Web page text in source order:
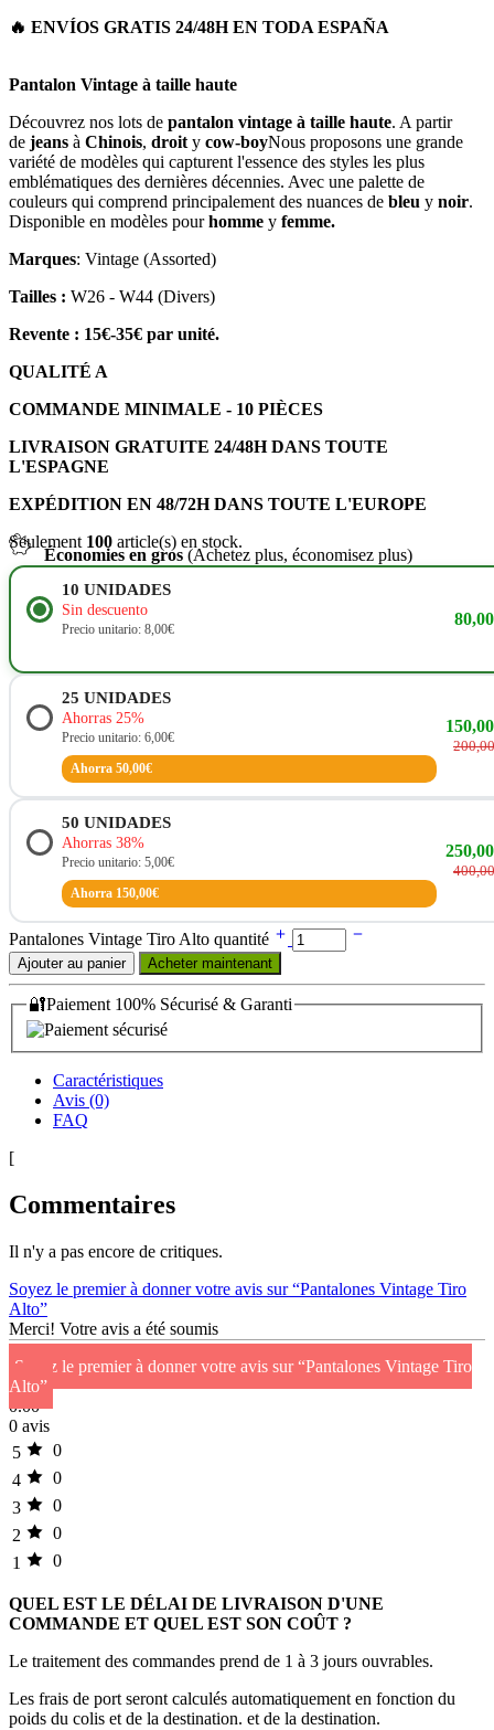
Pantalon Vintage à taille haute
Découvrez nos lots de pantalon vintage à taille haute. A partir
de jeans à Chinois, droit y cow-boyNous proposons une grande
variété de modèles qui capturent l'essence des styles les plus
emblématiques des dernières décennies. Avec une palette de
couleurs qui comprend principalement des nuances de bleu y noir.
Disponible en modèles pourhomme y femme.
Marques: Vintage (Assorted)
Tailles : W26 - W44 (Divers)
Revente : 15€-35€ par unité.
QUALITÉ A
COMMANDE MINIMALE - 10 PIÈCES
LIVRAISON GRATUITE 24/48H DANS TOUTE
L'ESPAGNE
EXPÉDITION EN 48/72H DANS TOUTE L'EUROPE
Seulement 100 article(s) en stock.
Économies en gros (Achetez plus, économisez plus)
10 UNIDADES
Sin descuento
Precio unitario: 8,00€
25 UNIDADES
Ahorras 25%
Precio unitario: 6,00€
Ahorra 50,00€
50 UNIDADES
Ahorras 38%
Precio unitario: 5,00€
Ahorra 150,00€
Pantalones Vintage Tiro Alto quantité
Ajouter au panier Acheter maintenant
🔐Paiement 100% Sécurisé & Garanti
Caractéristiques
Avis (0)
FAQ
[
0.00
0 avis
5
0
4
0
3
0
2
0
1
0
Merci! Votre avis a été soumis
Soyez le premier à donner votre avis sur “Pantalones Vintage Tiro
Alto”
Soyez le premier à donner votre avis sur “Pantalones Vintage Tiro
Alto”
Commentaires
Il n'y a pas encore de critiques.
QUEL EST LE DÉLAI DE LIVRAISON D'UNE
COMMANDE ET QUEL EST SON COÛT ?
Le traitement des commandes prend de 1 à 3 jours ouvrables.
Les frais de port seront calculés automatiquement en fonction du
poids du colis et de la destination. et de la destination.